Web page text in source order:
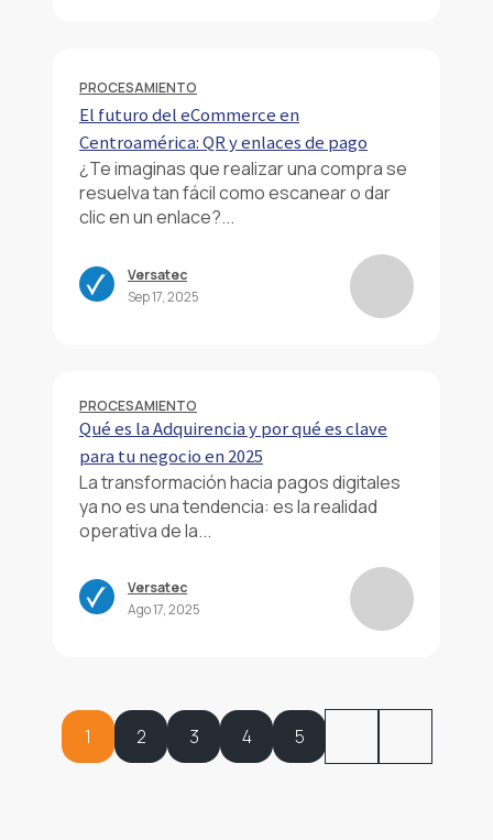
PROCESAMIENTO
El futuro del eCommerce en
Centroamérica: QR y enlaces de pago
¿Te imaginas que realizar una compra se
resuelva tan fácil como escanear o dar
clic en un enlace?...
Versatec
Sep 17, 2025
PROCESAMIENTO
Qué es la Adquirencia y por qué es clave
para tu negocio en 2025
La transformación hacia pagos digitales
ya no es una tendencia: es la realidad
operativa de la...
Versatec
Ago 17, 2025
1 2 3 4 5